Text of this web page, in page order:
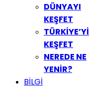
DÜNYAYI
KEŞFET
TÜRKİYE’Yİ
KEŞFET
NEREDE NE
YENİR?
BİLGİ